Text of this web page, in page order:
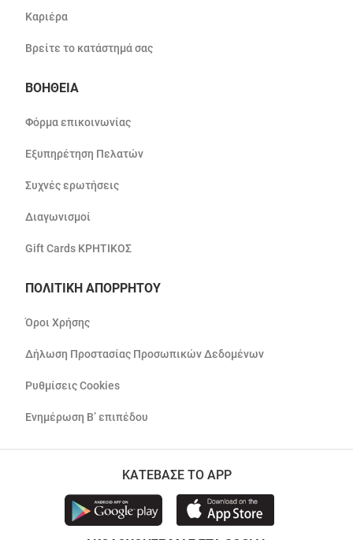
Καριέρα
Βρείτε το κατάστημά σας
ΒΟΗΘΕΙΑ
Φόρμα επικοινωνίας
Εξυπηρέτηση Πελατών
Συχνές ερωτήσεις
Διαγωνισμοί
Gift Cards ΚΡΗΤΙΚΟΣ
ΠΟΛΙΤΙΚΗ ΑΠΟΡΡΗΤΟΥ
Όροι Χρήσης
Δήλωση Προστασίας Προσωπικών Δεδομένων
Ρυθμίσεις Cookies
Ενημέρωση Β’ επιπέδου
ΚΑΤΕΒΑΣΕ ΤΟ APP